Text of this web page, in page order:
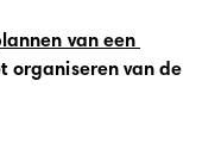
van een
organiseren van de